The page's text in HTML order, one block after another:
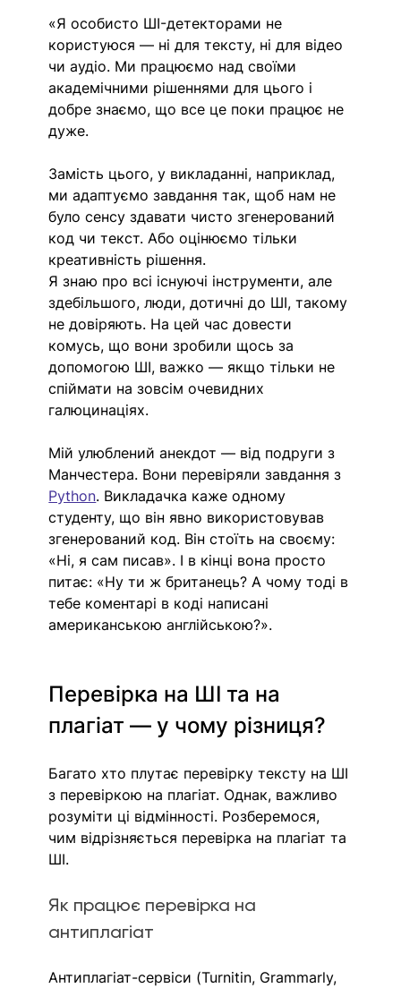
«Я особисто ШI-детекторами не
користуюся — ні для тексту, ні для відео
чи аудіо. Ми працюємо над своїми
академічними рішеннями для цього і
добре знаємо, що все це поки працює не
дуже.
Замість цього, у викладанні, наприклад,
ми адаптуємо завдання так, щоб нам не
було сенсу здавати чисто згенерований
код чи текст. Або оцінюємо тільки
креативність рішення.
Я знаю про всі існуючі інструменти, але
здебільшого, люди, дотичні до ШІ, такому
не довіряють. На цей час довести
комусь, що вони зробили щось за
допомогою ШI, важко — якщо тільки не
спіймати на зовсім очевидних
галюцинаціях.
Мій улюблений анекдот — від подруги з
Манчестера. Вони перевіряли завдання з
Python. Викладачка каже одному
студенту, що він явно використовував
згенерований код. Він стоїть на своєму:
«Ні, я сам писав». І в кінці вона просто
питає: «Ну ти ж британець? А чому тоді в
тебе коментарі в коді написані
американською англійською?».
Перевірка на ШІ та на
плагіат — у чому різниця?
Багато хто плутає перевірку тексту на ШІ
з перевіркою на плагіат. Однак, важливо
розуміти ці відмінності. Розберемося,
чим відрізняється перевірка на плагіат та
ШІ.
Як працює перевірка на
антиплагіат
Антиплагіат-сервіси (Turnitin, Grammarly,